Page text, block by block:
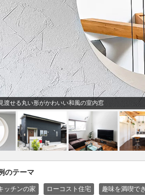
渡せる丸い形がかわいい和風の室内窓
のテーマ
ッチンの家 ローコスト住宅 趣味を満喫で